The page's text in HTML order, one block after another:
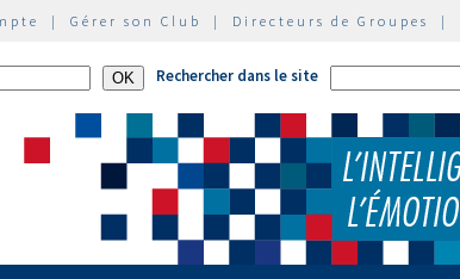
| Gérer son Club | Directeurs de Groupes |
Rechercher dans le site